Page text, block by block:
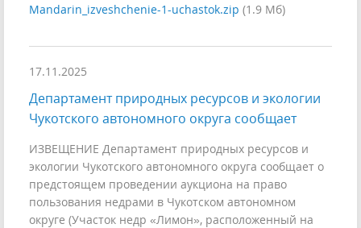
Mandarin_izveshchenie-1-uchastok.zip (1.9 Мб)
17.11.2025
Департамент природных ресурсов и экологии
Чукотского автономного округа сообщает
ИЗВЕЩЕНИЕ Департамент природных ресурсов и
экологии Чукотского автономного округа сообщает о
предстоящем проведении аукциона на право
пользования недрами в Чукотском автономном
округе (Участок недр «Лимон», расположенный на